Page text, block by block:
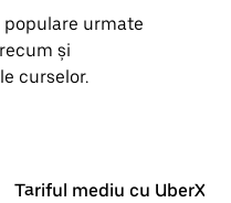
populare urmate
și
curselor.
Tariful mediu cu UberX*